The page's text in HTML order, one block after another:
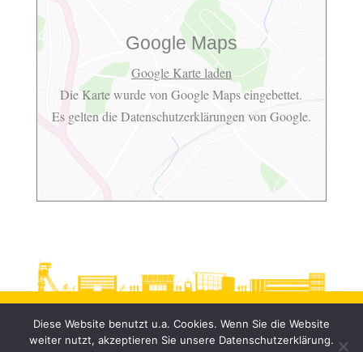
Google Maps
Google Karte laden
Die Karte wurde von Google Maps eingebettet.
Es gelten dieDatenschutzerklärungen von Google.
Diese Website benutzt u.a. Cookies. Wenn Sie die Website
weiter nutzt, akzeptieren Sie unsere Datenschutzerklärung.